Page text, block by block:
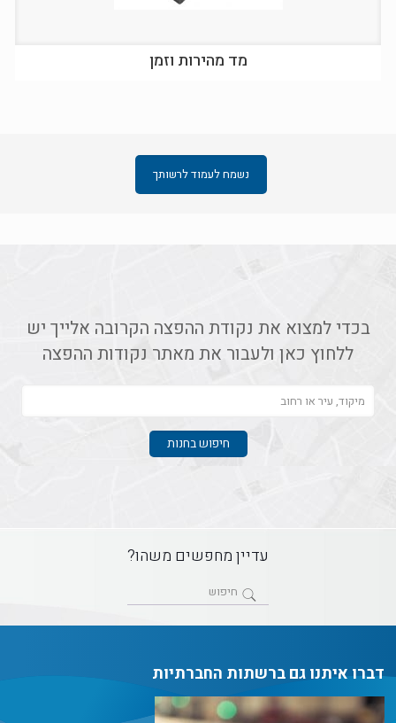
מד מהירות וזמן
נשמח לעמוד לרשותך
בכדי למצוא את נקודת ההפצה הקרובה אלייך יש
ללחוץ כאן ולעבור את מאתר נקודות ההפצה
עדיין מחפשים משהו?
דברו איתנו גם ברשתות החברתיות